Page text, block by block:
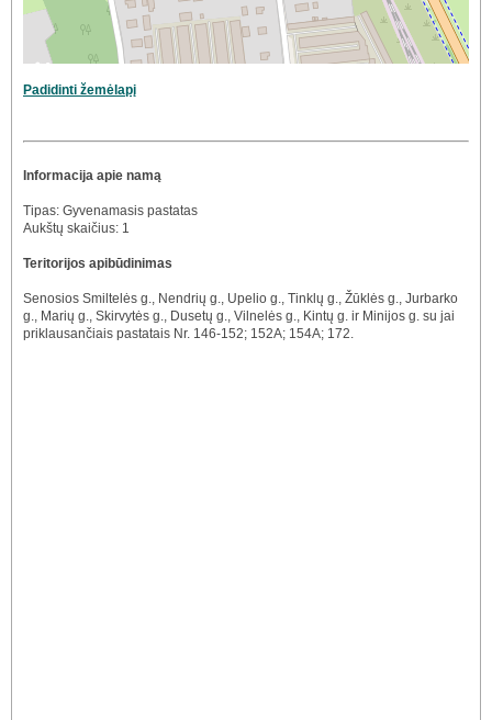
Padidinti žemėlapį
Informacija apie namą
Tipas: Gyvenamasis pastatas
Aukštų skaičius: 1
Teritorijos apibūdinimas
Senosios Smiltelės g., Nendrių g., Upelio g., Tinklų g., Žūklės g., Jurbarko
g., Marių g., Skirvytės g., Dusetų g., Vilnelės g., Kintų g. ir Minijos g. su jai
priklausančiais pastatais Nr. 146-152; 152A; 154A; 172.